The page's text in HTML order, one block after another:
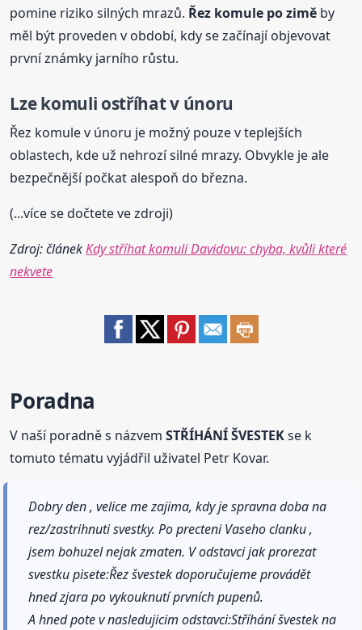
pomine riziko silných mrazů. Řez komule po zimě by
měl být proveden v období, kdy se začínají objevovat
první známky jarního růstu.
Lze komuli ostříhat v únoru
Řez komule v únoru je možný pouze v teplejších
oblastech, kde už nehrozí silné mrazy. Obvykle je ale
bezpečnější počkat alespoň do března.
(...více se dočtete ve zdroji)
Zdroj: článekKdy stříhat komuli Davidovu: chyba, kvůli které
nekvete
Poradna
V naší poradně s názvemSTŘÍHÁNÍ ŠVESTEKse k
tomuto tématu vyjádřil uživatel Petr Kovar.
Dobry den , velice me zajima, kdy je spravna doba na
rez/zastrihnuti svestky. Po precteni Vaseho clanku ,
jsem bohuzel nejak zmaten. V odstavci jak prorezat
svestku pisete:Řez švestek doporučujeme provádět
hned zjara po vykouknutí prvních pupenů.
A hned pote v nasledujicim odstavci:Stříhání švestek na